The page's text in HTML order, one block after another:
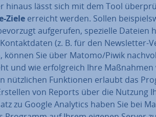
hinaus lässt sich mit dem Tool
Ziele erreicht werden. Sollen
auf­ge­ru­fen, spezielle Dateien
(z. B. für den News­let­ter-
können Sie über Matomo/Piwik
und wie er­folg­reich Ihre
nütz­li­chen Funk­tio­nen erlaubt das
von Reports über die Nutzung
zu Google Analytics haben Sie bei